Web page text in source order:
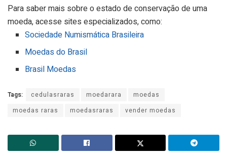
Para saber mais sobre o estado de conservação de uma
moeda, acesse sites especializados, como:
Sociedade Numismática Brasileira
Moedas do Brasil
Brasil Moedas
Tags: cedulasraras moedarara
moedas
moedas raras
moedasraras vender moedas